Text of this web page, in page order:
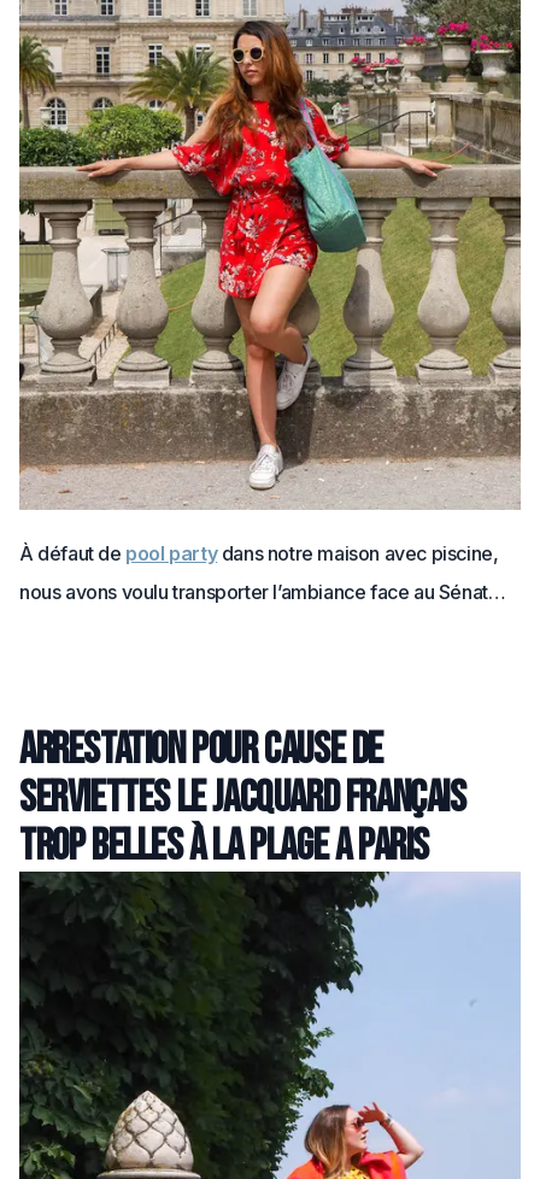
À défaut de pool partydans notre maison avec piscine,
nous avons voulu transporter l’ambiance face au Sénat…
Arrestation pour cause de
serviettes Le Jacquard Français
trop belles à la plage a Paris